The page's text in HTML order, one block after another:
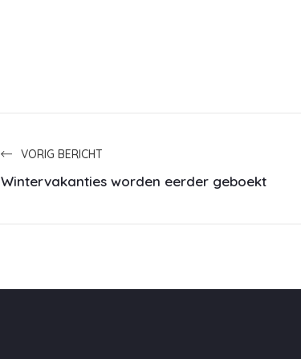
VORIG BERICHT
Wintervakanties worden eerder geboekt